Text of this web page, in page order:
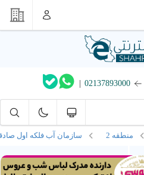
02137893000
|
منطقه 2 سازمان آب فلکه اول